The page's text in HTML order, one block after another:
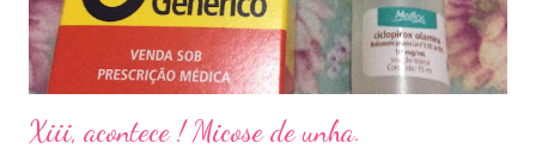
r
i
o
Xiii, acontece ! Micose de unha.